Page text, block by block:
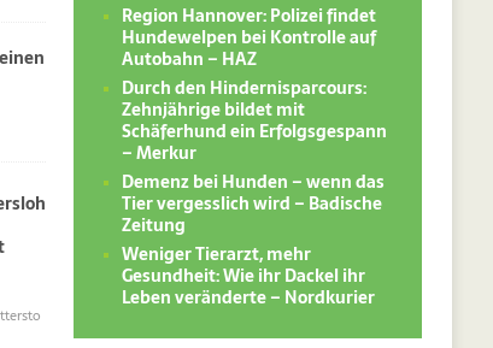
Region Hannover: Polizei findet
Hundewelpen bei Kontrolle auf
Autobahn – HAZ
Durch den Hindernisparcours:
Zehnjährige bildet mit
Schäferhund ein Erfolgsgespann
– Merkur
Demenz bei Hunden – wenn das
Tier vergesslich wird – Badische
Zeitung
Weniger Tierarzt, mehr
Gesundheit: Wie ihr Dackel ihr
Leben veränderte – Nordkurier